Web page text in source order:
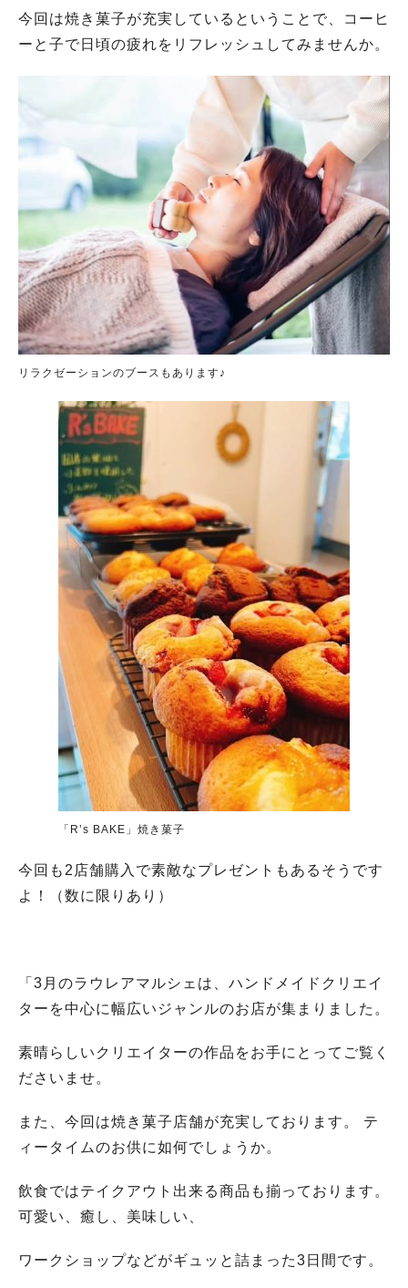
今回は焼き菓子が充実しているということで、コーヒ
ーと子で日頃の疲れをリフレッシュしてみませんか。
リラクゼーションのブースもあります♪
「R’s BAKE」焼き菓子
今回も2店舗購入で素敵なプレゼントもあるそうです
よ！（数に限りあり）
「3月のラウレアマルシェは、ハンドメイドクリエイ
ターを中心に幅広いジャンルのお店が集まりました。
素晴らしいクリエイターの作品をお手にとってご覧く
ださいませ。
また、今回は焼き菓子店舗が充実しております。 テ
ィータイムのお供に如何でしょうか。
飲食ではテイクアウト出来る商品も揃っております。
可愛い、癒し、美味しい、
ワークショップなどがギュッと詰まった3日間です。